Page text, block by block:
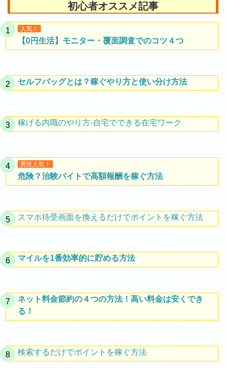
初心者オススメ記事
人気！
【0円生活】モニター・覆面調査でのコツ４つ
セルフバッグとは？稼ぐやり方と使い分け方法
稼げる内職のやり方-自宅でできる在宅ワーク
男性人気！
危険？治験バイトで高額報酬を稼ぐ方法
スマホ待受画面を換えるだけでポイントを稼ぐ方法
マイルを1番効率的に貯める方法
ネット料金節約の４つの方法！高い料金は安くでき
る！
検索するだけでポイントを稼ぐ方法